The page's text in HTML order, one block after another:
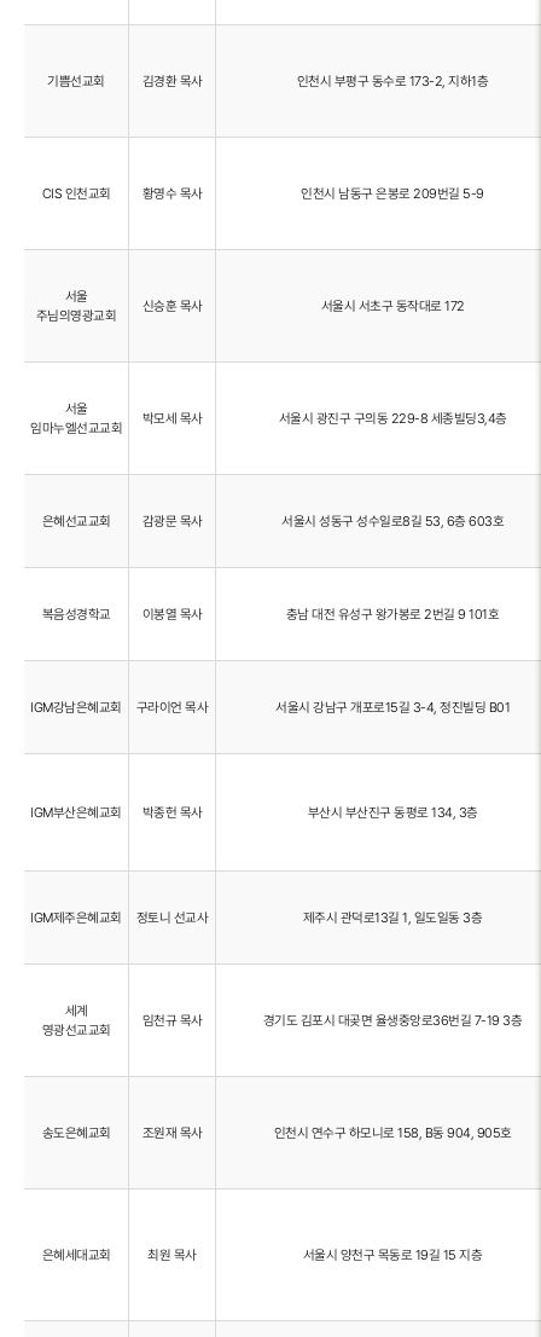
기쁨선교회 김경환 목사 인천시 부평구 동수로 173-2, 지하1층
CIS 인천교회 황영수 목사 인천시 남동구 은봉로 209번길 5-9
서울
주님의영광교회
신승훈 목사 서울시 서초구 동작대로 172
서울
임마누엘선교교회
박모세 목사 서울시 광진구 구의동 229-8 세종빌딩3,4층
은혜선교교회 감광문 목사 서울시 성동구 성수일로8길 53, 6층 603호
복음성경학교 이봉열 목사 충남 대전 유성구 왕가봉로 2번길 9 101호
IGM강남은혜교회 구라이언 목사 서울시 강남구 개포로15길 3-4, 정진빌딩 B01
IGM부산은혜교회 박종헌 목사 부산시 부산진구 동평로 134, 3층
IGM제주은혜교회 정토니 선교사 제주시 관덕로13길 1, 일도일동 3층
세계
영광선교교회
임천규 목사 경기도 김포시 대곶면 율생중앙로36번길 7-19 3층
송도은혜교회 조원재 목사 인천시 연수구 하모니로 158, B동 904, 905호
은혜세대교회 최원 목사 서울시 양천구 목동로 19길 15 지층